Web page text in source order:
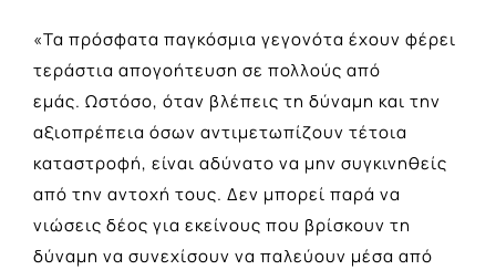
«Τα πρόσφατα παγκόσμια γεγονότα έχουν φέρει
τεράστια απογοήτευση σε πολλούς από
εμάς. Ωστόσο, όταν βλέπεις τη δύναμη και την
αξιοπρέπεια όσων αντιμετωπίζουν τέτοια
καταστροφή, είναι αδύνατο να μην συγκινηθείς
από την αντοχή τους. Δεν μπορεί παρά να
νιώσεις δέος για εκείνους που βρίσκουν τη
δύναμη να συνεχίσουν να παλεύουν μέσα από